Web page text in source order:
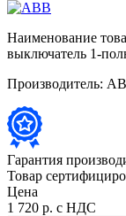
Наименование
выключатель 1-
Производитель:
Гарантия
Товар
Цена
1 720 р. с НДС